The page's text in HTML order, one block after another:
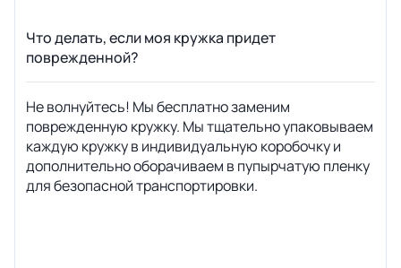
Что делать, если моя кружка придет
поврежденной?
Не волнуйтесь! Мы бесплатно заменим
поврежденную кружку. Мы тщательно упаковываем
каждую кружку в индивидуальную коробочку и
дополнительно оборачиваем в пупырчатую пленку
для безопасной транспортировки.